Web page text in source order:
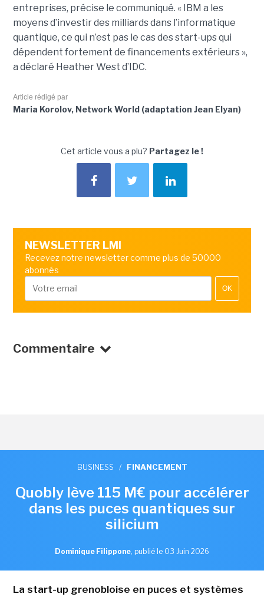
entreprises, précise le communiqué. « IBM a les
moyens d’investir des milliards dans l’informatique
quantique, ce qui n’est pas le cas des start-ups qui
dépendent fortement de financements extérieurs »,
a déclaré Heather West d’IDC.
Article rédigé par
Maria Korolov, Network World (adaptation Jean Elyan)
Cet article vous a plu? Partagez le !
NEWSLETTER LMI
Recevez notre newsletter comme plus de 50000
abonnés
OK
Commentaire
BUSINESS / FINANCEMENT
Quobly lève 115 M€ pour accélérer
dans les puces quantiques sur
silicium
Dominique Filippone, publié le 03 Juin 2026
La start-up grenobloise en puces et systèmes